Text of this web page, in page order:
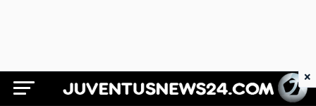
Juventus News 24
×